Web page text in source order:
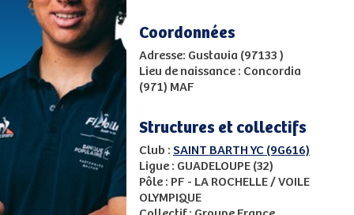
Coordonnées
Adresse: Gustavia (97133 )
Lieu de naissance : Concordia
(971) MAF
Structures et collectifs
Club : SAINT BARTH YC (9G616)
Ligue : GUADELOUPE (32)
Pôle : PF - LA ROCHELLE / VOILE
OLYMPIQUE